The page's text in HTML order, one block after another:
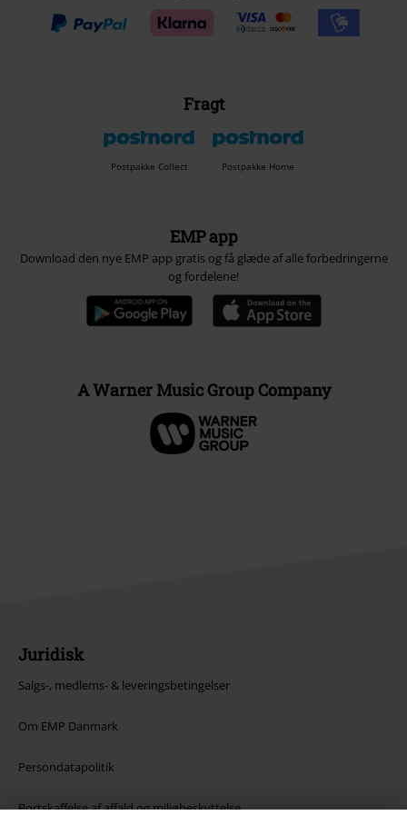
Fragt
Postpakke Collect Postpakke Home
EMP app
Download den nye EMP app gratis og få glæde af alle forbedringerne
og fordelene!
A Warner Music Group Company
Juridisk
Salgs-, medlems- & leveringsbetingelser
Om EMP Danmark
Persondatapolitik
Bortskaffelse af affald og miljøbeskyttelse